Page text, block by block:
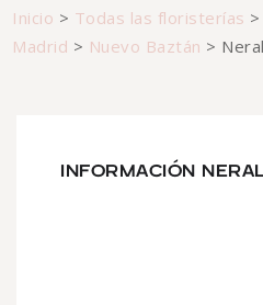
Inicio > Todas las floristerías >
Madrid > Nuevo Baztán >
INFORMACIÓN